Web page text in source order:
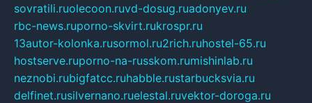
sovratili.ruolecoon.ruvd-dosug.ruadonyev.ru
rbc-news.ruporno-skvirt.rukrospr.ru
13autor-kolonka.rusormol.ru2rich.ruhostel-65.ru
hostserve.ruporno-na-russkom.rumishinlab.ru
neznobi.rubigfatcc.ruhabble.rustarbucksvia.ru
delfinet.rusilvernano.ruelestal.ruvektor-doroga.ru